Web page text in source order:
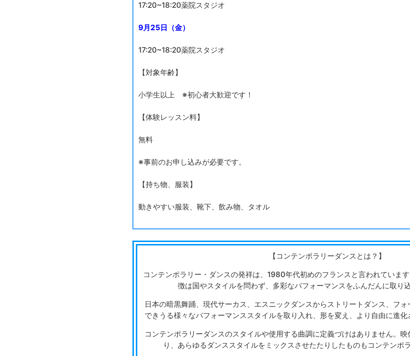
17:20~18:20薬院スタジオ
9月25日（金）
17:20~18:20薬院スタジオ
【対象年齢】
小学生以上 ※初心者大歓迎です！
【体験レッスン料】
無料
※事前のお申し込みが必要です。
【持ち物、服装】
動きやすい服装、靴下、飲み物、タオル
【コンテンポラリーダンスとは？】
コンテンポラリー・ダンスの発祥は、1980年代初めのフランスと言われていま
徴は国やスタイルを問わず、多彩なパフォーマンスをふんだんに取り
日本の暗黒舞踊、現代サーカス、エスニックダンスからストリートダンス、フ
できうる様々なパフォーマンススタイルを取り入れ、形を変え、より自由に進化
コンテンポラリーダンスのスタイルや使用する曲調に定義づけはありません。
り、あらゆるダンススタイルをミックスさせたたりしたものもコンテンポ